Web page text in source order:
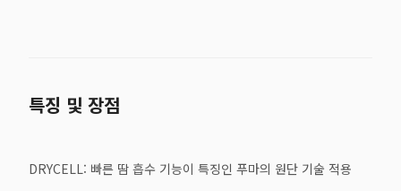
특징 및 장점
DRYCELL: 빠른 땀 흡수 기능이 특징인 푸마의 원단 기술 적용